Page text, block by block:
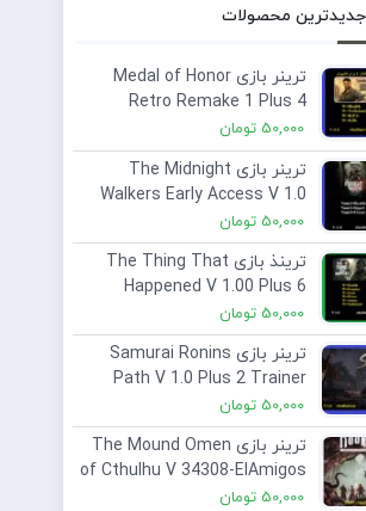
جدیدترین محصولات
ترینر بازی Medal of Honor
Retro Remake 1 Plus 4
Trainer Save Game
50,000 تومان
ترینر بازی The Midnight
Walkers Early Access V 1.0
Plus 3 Trainer
50,000 تومان
ترینذ بازی The Thing That
Happened V 1.00 Plus 6
Trainer
50,000 تومان
ترینر بازی Samurai Ronins
Path V 1.0 Plus 2 Trainer
50,000 تومان
ترینر بازی The Mound Omen
of Cthulhu V 34308-ElAmigos
Plus 2 Trainer
50,000 تومان